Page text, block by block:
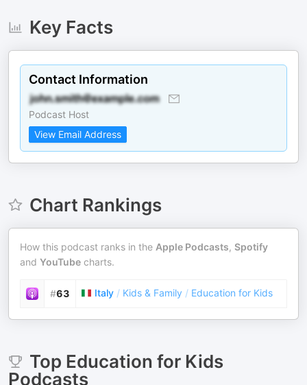
Key Facts
Contact Information
Podcast Host
View Email Address
Chart Rankings
How this podcast ranks in the Apple Podcasts, Spotify
and YouTube charts.
#63 Italy / Kids & Family / Education for Kids
Top Education for Kids
Podcasts